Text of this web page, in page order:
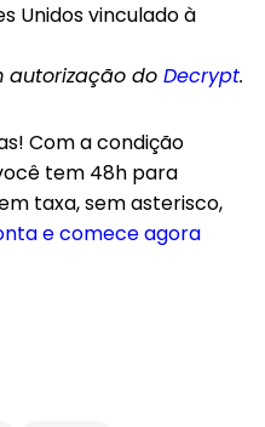
Unidos vinculado à
autorização do Decrypt.
Com a condição
tem 48h para
taxa, sem asterisco,
e comece agora